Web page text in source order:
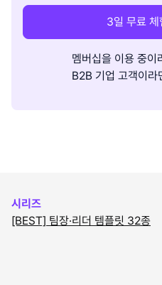
3일 무료 체
멤버십을 이용 중이
B2B 기업 고객이라
시리즈
[BEST] 팀장·리더 템플릿 32종